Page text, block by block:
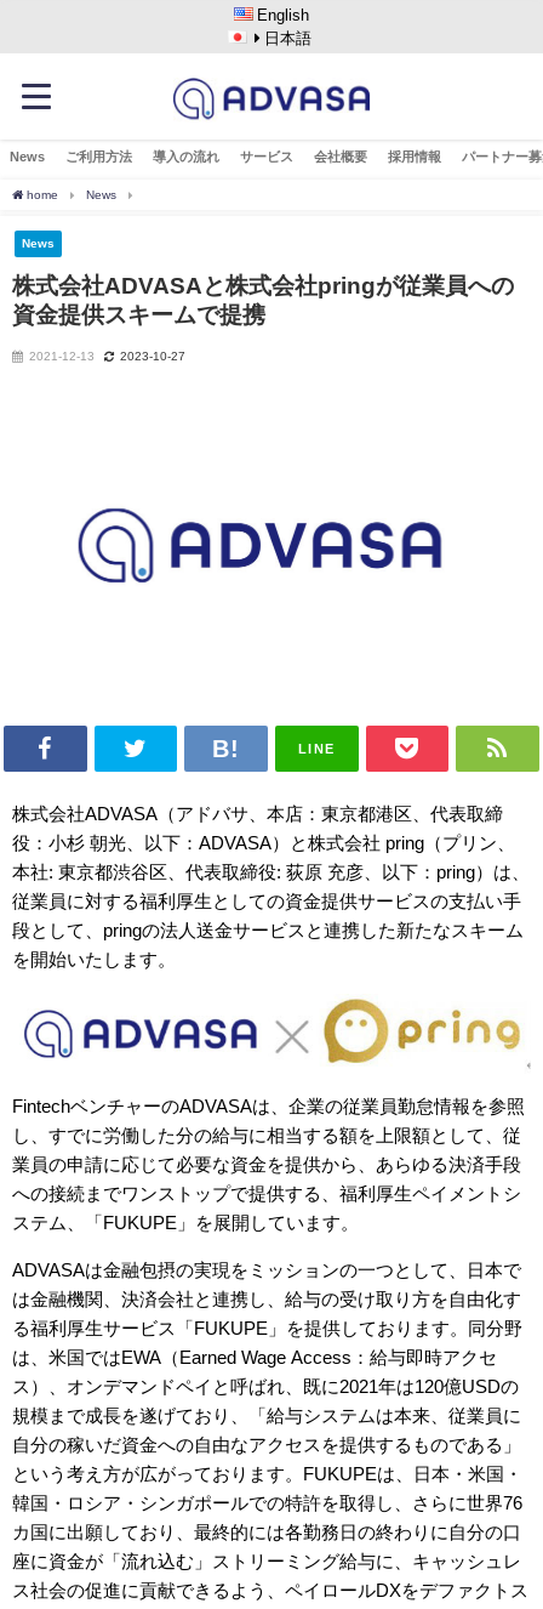
English
日本語
News ご利用方法 導入の流れ サービス 会社概要 採用情報 パートナー
home News
News
株式会社ADVASAと株式会社pringが従業員への
資金提供スキームで提携
2021-12-13 2023-10-27
LINE
株式会社ADVASA（アドバサ、本店：東京都港区、代表取締
役：小杉 朝光、以下：ADVASA）と株式会社 pring（プリン、
本社: 東京都渋谷区、代表取締役: 荻原 充彦、以下：pring）は、
従業員に対する福利厚生としての資金提供サービスの支払い手
段として、pringの法人送金サービスと連携した新たなスキーム
を開始いたします。
FintechベンチャーのADVASAは、企業の従業員勤怠情報を参照
し、すでに労働した分の給与に相当する額を上限額として、従
業員の申請に応じて必要な資金を提供から、あらゆる決済手段
への接続までワンストップで提供する、福利厚生ペイメントシ
ステム、「FUKUPE」を展開しています。
ADVASAは金融包摂の実現をミッションの一つとして、日本で
は金融機関、決済会社と連携し、給与の受け取り方を自由化す
る福利厚生サービス「FUKUPE」を提供しております。同分野
は、米国ではEWA（Earned Wage Access：給与即時アクセ
ス）、オンデマンドペイと呼ばれ、既に2021年は120億USDの
規模まで成長を遂げており、「給与システムは本来、従業員に
自分の稼いだ資金への自由なアクセスを提供するものである」
という考え方が広がっております。FUKUPEは、日本・米国・
韓国・ロシア・シンガポールでの特許を取得し、さらに世界76
カ国に出願しており、最終的には各勤務日の終わりに自分の口
座に資金が「流れ込む」ストリーミング給与に、キャッシュレ
ス社会の促進に貢献できるよう、ペイロールDXをデファクトス